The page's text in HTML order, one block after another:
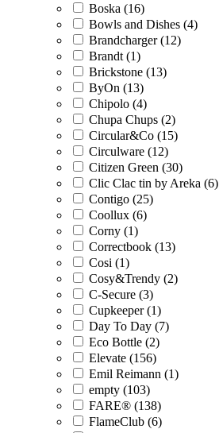
Boska (16)
Bowls and Dishes (4)
Brandcharger (12)
Brandt (1)
Brickstone (13)
ByOn (13)
Chipolo (4)
Chupa Chups (2)
Circular&Co (15)
Circulware (12)
Citizen Green (30)
Clic Clac tin by Areka (6)
Contigo (25)
Coollux (6)
Corny (1)
Correctbook (13)
Cosi (1)
Cosy&Trendy (2)
C-Secure (3)
Cupkeeper (1)
Day To Day (7)
Eco Bottle (2)
Elevate (156)
Emil Reimann (1)
empty (103)
FARE® (138)
FlameClub (6)